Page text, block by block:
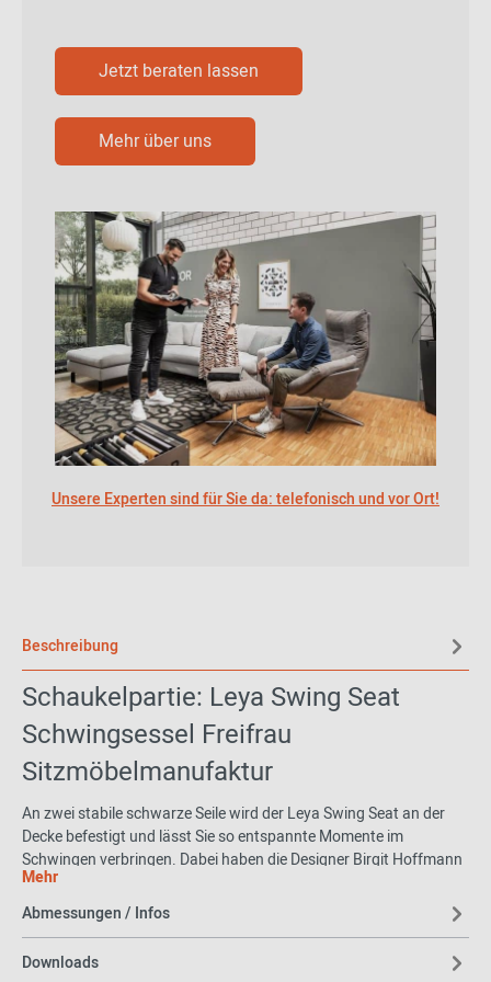
Jetzt beraten lassen
Mehr über uns
Unsere Experten sind für Sie da: telefonisch und vor Ort!
Beschreibung
Schaukelpartie: Leya Swing Seat
Schwingsessel Freifrau
Sitzmöbelmanufaktur
An zwei stabile schwarze Seile wird der Leya Swing Seat an der
Decke befestigt und lässt Sie so entspannte Momente im
Schwingen verbringen. Dabei haben die Designer Birgit Hoffmann
und Christoph Kahleyss darauf geachtet, dass auch der
charakteristische Sitzkomfort der Leya Kollektion erhalten bleibt.
Verschiedene und hochwertige Bezugsmöglichkeiten lassen den
Schwingsessel zu Ihrem individuellen Lieblingsplatz werden.
Mehr
Abmessungen / Infos
Downloads